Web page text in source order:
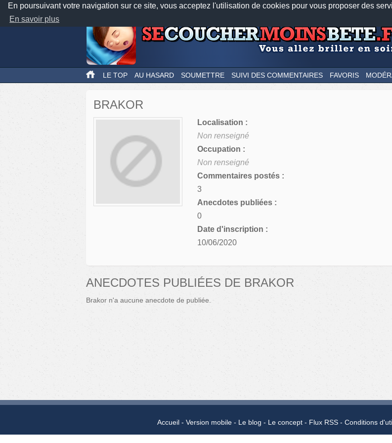
En poursuivant votre navigation sur ce site, vous acceptez l'utilisation de cookies pour vous proposer des
En savoir plus
Nos applications mobiles Newsletter
LE TOP AU HASARD SOUMETTRE SUIVI DES COMMENTAIRES FAVORIS
BRAKOR
Localisation :
Non renseigné
Occupation :
Non renseigné
Commentaires postés :
3
Anecdotes publiées :
0
Date d'inscription :
10/06/2020
ANECDOTES PUBLIÉES DE BRAKOR
Brakor n'a aucune anecdote de publiée.
Accueil Version mobile Le blog Le concept Flux RSS Conditions